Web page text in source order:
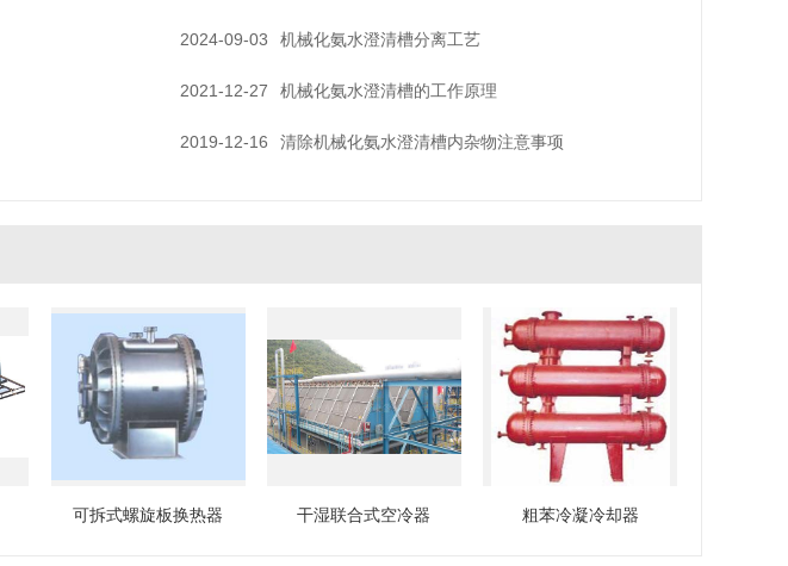
2024-09-03 机械化氨水澄清槽分离工艺
2021-12-27 机械化氨水澄清槽的工作原理
2019-12-16 清除机械化氨水澄清槽内杂物注意事项
可拆式螺旋板换热器 干湿联合式空冷器 粗苯冷凝冷却器